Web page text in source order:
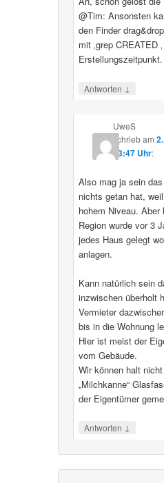
@Tim: Ansonsten
den Finder
mit ‚grep CREATED
Erstellungszeitpunkt.
Antworten ↓
UweS
schriebam
13:47 Uhr:
Also mag ja sein
nichts getan hat,
hohem Niveau.
Region wurde vor 3
jedes Haus gelegt
anlagen.
Kann natürlich sein
inzwischen überholt
Vermieter
bis in die Wohnung
Hier ist meist der
vom Gebäude.
Wir können halt
„Milchkanne“
der Eigentümer
Antworten ↓